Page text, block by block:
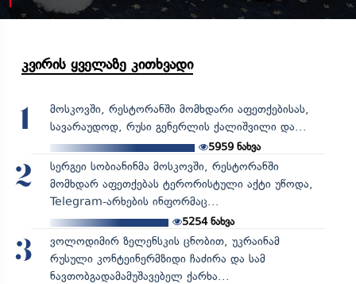
კვირის ყველაზე კითხვადი
1
მოსკოვში, რესტორანში მომხდარი აფეთქებისას,
სავარაუდოდ, რუსი გენერლის ქალიშვილი და...
5959 ნახვა
2
სერგეი სობიანინმა მოსკოვში, რესტორანში
მომხდარ აფეთქებას ტერორისტული აქტი უწოდა,
Telegram-არხების ინფორმაც...
5254ნახვა
3
ვოლოდიმირ ზელენსკის ცნობით, უკრაინამ
რუსული კონტეინერმზიდი ჩაძირა და სამ
ნავთობგადამამუშავებელ ქარხა...